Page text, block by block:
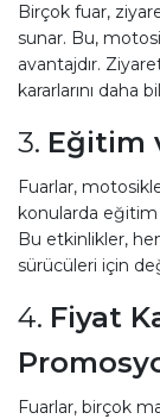
Birçok fuar,
sunar. Bu,
avantajdır.
kararlarını daha
3. Eğitim
Fuarlar,
konularda eğitim
Bu etkinlikler,
sürücüleri için
4. Fiyat
Fuarlar, birçok